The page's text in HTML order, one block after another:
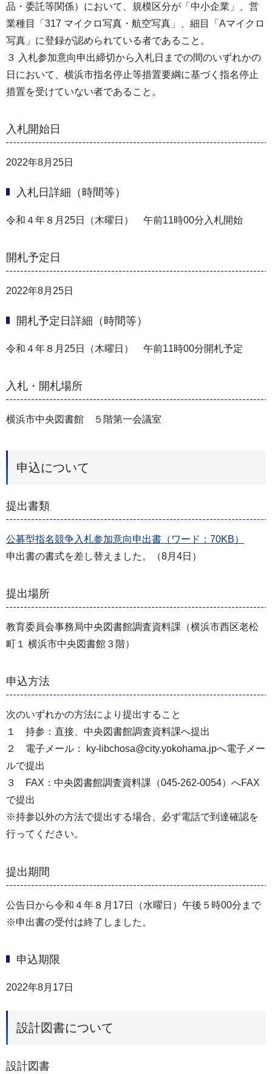
品・委託等関係）において、規模区分が「中小企業」、営
業種目「317 マイクロ写真・航空写真」、細目「Aマイクロ
写真」に登録が認められている者であること。
３ 入札参加意向申出締切から入札日までの間のいずれかの
日において、横浜市指名停止等措置要綱に基づく指名停止
措置を受けていない者であること。
入札開始日
2022年8月25日
入札日詳細（時間等）
令和４年８月25日（木曜日） 午前11時00分入札開始
開札予定日
2022年8月25日
開札予定日詳細（時間等）
令和４年８月25日（木曜日） 午前11時00分開札予定
入札・開札場所
横浜市中央図書館 ５階第一会議室
申込について
提出書類
公募型指名競争入札参加意向申出書（ワード：70KB）
申出書の書式を差し替えました。（8月4日）
提出場所
教育委員会事務局中央図書館調査資料課（横浜市西区老松
町１ 横浜市中央図書館３階）
申込方法
次のいずれかの方法により提出すること
１ 持参：直接、中央図書館調査資料課へ提出
２ 電子メール： ky-libchosa@city.yokohama.jpへ電子メー
ルで提出
３ FAX：中央図書館調査資料課（045-262-0054）へFAX
で提出
※持参以外の方法で提出する場合、必ず電話で到達確認を
行ってください。
提出期間
公告日から令和４年８月17日（水曜日）午後５時00分まで
※申出書の受付は終了しました。
申込期限
2022年8月17日
設計図書について
設計図書